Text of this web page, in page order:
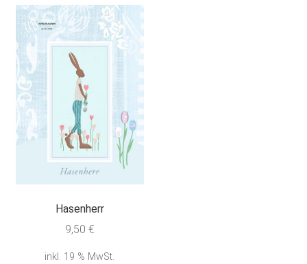
Hasenherr
9,50 €
inkl. 19 % MwSt.